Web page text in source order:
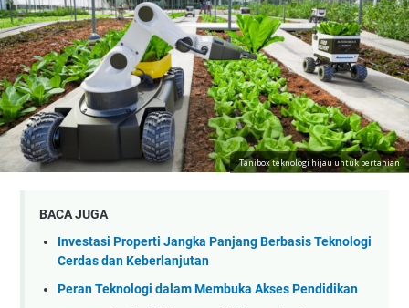
Tanibox teknologi hijau untuk pertanian
BACA JUGA
Investasi Properti Jangka Panjang Berbasis Teknologi
Cerdas dan Keberlanjutan
Peran Teknologi dalam Membuka Akses Pendidikan